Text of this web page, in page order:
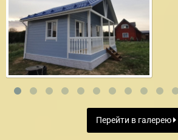
Перейти в галерею